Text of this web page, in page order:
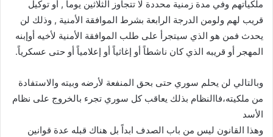
ملكياتهم وفي مدة زمنية محددة لا تتجاوز الثلاثين يوما , أو توكيل
قريب لهم ولومن الدرجة الرابعة بشرط الموافقة الأمنية , وذلك لن
يحدث فمن هو الذي سيتجرأ على طلب الموافقة الأمنية لأخيه أوإبنه
المهجر أو قريبه الذي كان ناشطاً أو إغاثياً أو إعلامياً أو حتى عسكرياً.
وبالتالي لن يحلم سوري حتى بحق المنفعة لأرضه وبيته والاستفادة
من ملكيته،فاالنظام بذلك يعاقب كل سوري تجرء بالخروج على نظام
الأسد
وهذا القانون ليس من باب الصدف ابداً بل هناك قبله عدة قوانين